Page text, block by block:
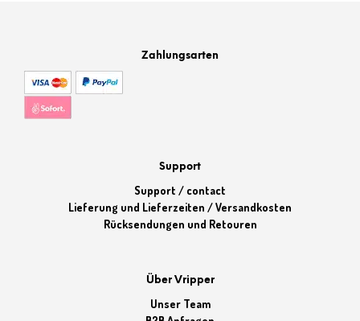
Zahlungsarten
Support
Support / contact
Lieferung und Lieferzeiten / Versandkosten
Rücksendungen und Retouren
Über Vripper
Unser Team